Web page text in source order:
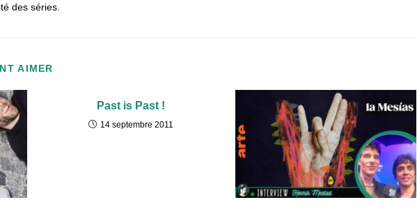
des séries.
AIMER
Past is Past !
14 septembre 2011